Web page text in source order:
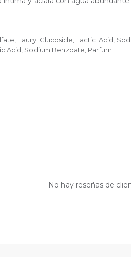
Lauryl Glucoside, Lactic Acid,
Acid, Sodium Benzoate, Parfum
No hay reseñas de